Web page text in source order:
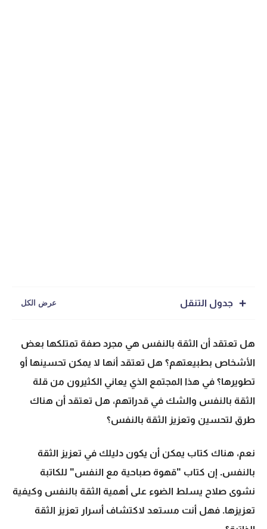
جدول التنقل
هل تعتقد أن الثقة بالنفس هي مجرد صفة تمتلكها بعض
الأشخاص بطبيعتهم؟ هل تعتقد أنها لا يمكن تحسينها أو
تطويرها؟ في هذا المجتمع الذي يعاني الكثيرون من قلة
الثقة بالنفس والشك في قدراتهم، هل تعتقد أن هناك
طرق لتحسين وتعزيز الثقة بالنفس؟
نعم، هناك كتاب يمكن أن يكون دليلك في تعزيز الثقة
بالنفس. إن كتاب "قهوة صباحية مع النفس" للكاتبة
نشوى صلاح يسلط الضوء على أهمية الثقة بالنفس وكيفية
تعزيزها. فهل أنت مستعد لاكتشاف أسرار تعزيز الثقة